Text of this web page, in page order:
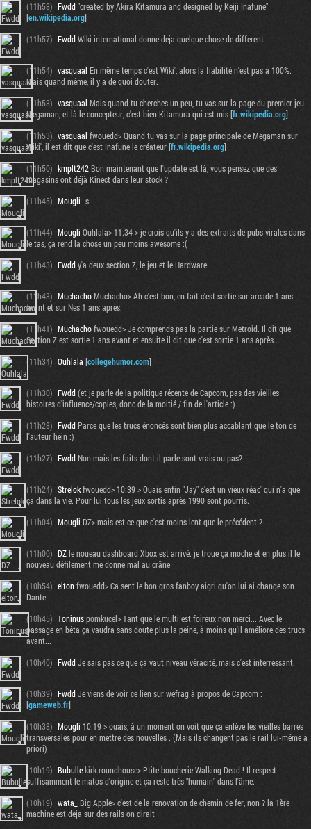
(11h58) Fwdd"created by Akira Kitamura and designed by Keiji Inafune"
[en.wikipedia.org]
(11h57) FwddWiki international donne deja quelque chose de different :
(11h54) vasquaal En même temps c'est Wiki', alors la fiabilité n'est pas à 100%.
Mais quand même, il y a de quoi douter.
(11h53) vasquaal Mais quand tu cherches un peu, tu vas sur la page du premier jeu
Megaman, et là le concepteur, c'est bien Kitamura qui est mis [fr.wikipedia.org]
(11h53) vasquaal fwouedd> Quand tu vas sur la page principale de Megaman sur
Wiki', il est dit que c'est Inafune le créateur [fr.wikipedia.org]
(11h50) kmplt242Bon maintenant que l'update est là, vous pensez que des
magasins ont déjà Kinect dans leur stock ?
(11h45) Mougli -s
(11h44) Mougli Ouhlala> 11:34 > je crois qu'ils y a des extraits de pubs virales dans
le tas, ça rend la chose un peu moins awesome :(
(11h43) Fwddy'a deux section Z, le jeu et le Hardware.
(11h43) MuchachoMuchacho> Ah c'est bon, en fait c'est sortie sur arcade 1 ans
avant et sur Nes 1 ans après.
(11h41) Muchachofwouedd> Je comprends pas la partie sur Metroid. Il dit que
Section Z est sortie 1 ans avant et ensuite il dit que c'est sortie 1 ans après...
(11h34) Ouhlala [collegehumor.com]
(11h30) Fwdd(et je parle de la politique récente de Capcom, pas des vieilles
histoires d'influence/copies, donc de la moitié / fin de l'article :)
(11h28) FwddParce que les trucs énoncés sont bien plus accablant que le ton de
l'auteur hein :)
(11h27) FwddNon mais les faits dont il parle sont vrais ou pas?
(11h24) Strelokfwouedd> 10:39 > Ouais enfin "Jay" c'est un vieux réac' qui n'a que
ça dans la vie. Pour lui tous les jeux sortis après 1990 sont pourris.
(11h04) Mougli DZ> mais est ce que c'est moins lent que le précédent ?
(11h00) DZle noueau dashboard Xbox est arrivé. je troue ça moche et en plus il le
nouveau défilement me donne mal au crâne
(10h54) eltonfwouedd> Ca sent le bon gros fanboy aigri qu'on lui ai change son
Dante
(10h45) Toninuspomkucel> Tant que le multi est foireux non merci... Avec le
passage en bêta ça vaudra sans doute plus la peine, à moins qu'il améliore des trucs
avant...
(10h40) FwddJe sais pas ce que ça vaut niveau véracité, mais c'est interressant.
(10h39) FwddJe viens de voir ce lien sur wefrag à propos de Capcom :
[gameweb.fr]
(10h38) Mougli 10:19 > ouais, à un moment on voit que ça enlève les vieilles barres
transversales pour en mettre des nouvelles . (Mais ils changent pas le rail lui-même à
priori)
(10h19) Bubullekirk.roundhouse> Ptite boucherie Walking Dead ! Il respect
suffisamment le matos d'origine et ça reste très "humain" dans l'âme.
(10h19) wata_ Big Apple> c'est de la renovation de chemin de fer, non ? la 1ère
machine est deja sur des rails on dirait